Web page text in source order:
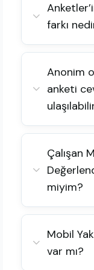
farkı
Anonim
anketi
Çalışan
miyim?
Mobil
var mı?